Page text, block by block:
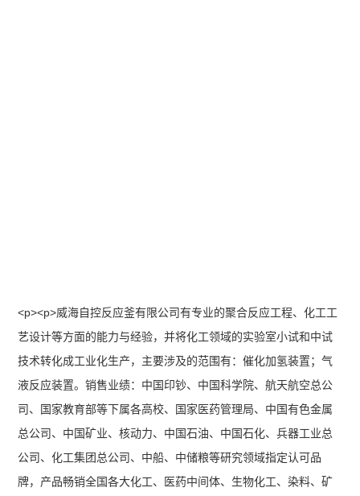
<p><p>威海自控反应釜有限公司有专业的聚合反应工程、化工工
艺设计等方面的能力与经验，并将化工领域的实验室小试和中试
技术转化成工业化生产，主要涉及的范围有：催化加氢装置；气
液反应装置。销售业绩：中国印钞、中国科学院、航天航空总公
司、国家教育部等下属各高校、国家医药管理局、中国有色金属
总公司、中国矿业、核动力、中国石油、中国石化、兵器工业总
公司、化工集团总公司、中船、中储粮等研究领域指定认可品
牌，产品畅销全国各大化工、医药中间体、生物化工、染料、矿